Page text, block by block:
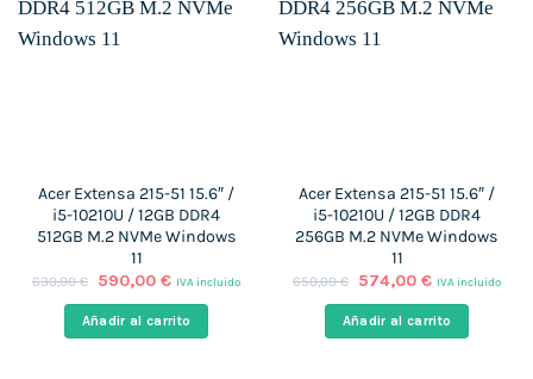
Acer Extensa 215-51 15.6″ /
i5-10210U / 12GB DDR4
512GB M.2 NVMe Windows
11
630,00€
El
original
era:
590,00 €El
actual
es:
IVA incluido
Añadir al carrito
Acer Extensa 215-51 15.6″ /
i5-10210U / 12GB DDR4
256GB M.2 NVMe Windows
11
650,00€
El
original
era:
574,00 €El
actual
es:
IVA incluido
Añadir al carrito